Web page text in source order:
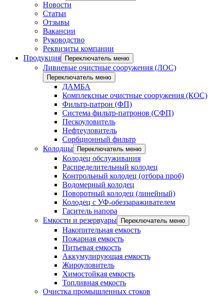
Новости
Статьи
Отзывы
Вакансии
Руководство
Реквизиты компании
Продукция
Переключатель меню
Ливневые очистные сооружения (ЛОС)
Переключатель меню
ДАМБА
Комплексные очистные сооружения (КОС)
Фильтр-патрон (ФП)
Система фильтр-патронов (СФП)
Пескоуловитель
Нефтеуловитель
Сорбционный фильтр
Колодцы
Переключатель меню
Колодец обслуживания
Распределительный колодец
Контрольный колодец (отбора проб)
Водомерный колодец
Поворотный колодец (линейный)
Колодец с УФ-обеззараживателем
Гаситель напора
Емкости и резервуары
Переключатель меню
Накопительная емкость
Пожарная емкость
Питьевая емкость
Аккумулирующая емкость
Жироуловитель
Химостойкая емкость
Топливная емкость
Очистка промышленных стоков